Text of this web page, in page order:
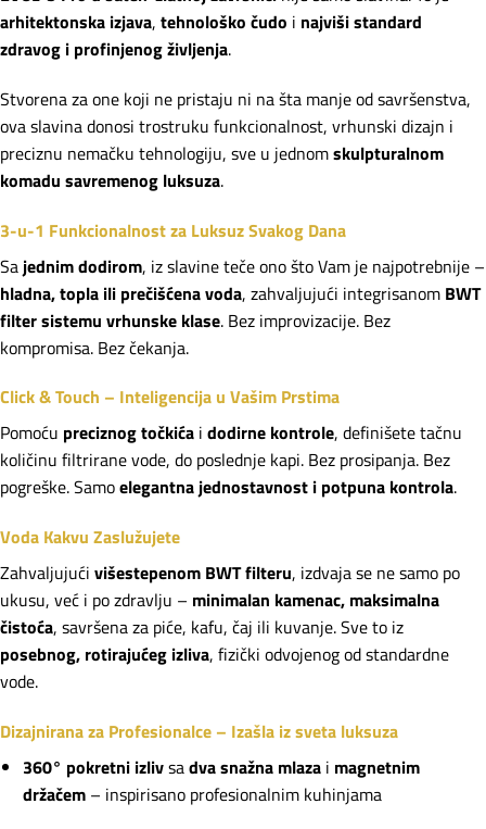
arhitektonska izjava, tehnološko čudo i najviši standard
zdravog i profinjenog življenja.
Stvorena za one koji ne pristaju ni na šta manje od savršenstva,
ova slavina donosi trostruku funkcionalnost, vrhunski dizajn i
preciznu nemačku tehnologiju, sve u jednomskulpturalnom
komadu savremenog luksuza.
3-u-1 Funkcionalnost za Luksuz Svakog Dana
Sa jednim dodirom, iz slavine teče ono što Vam je najpotrebnije –
hladna, topla ili prečišćena voda, zahvaljujući integrisanom BWT
filter sistemu vrhunske klase. Bez improvizacije. Bez
kompromisa. Bez čekanja.
Click & Touch – Inteligencija u Vašim Prstima
Pomoću preciznog točkića i dodirne kontrole, definišete tačnu
količinu filtrirane vode, do poslednje kapi. Bez prosipanja. Bez
pogreške. Samoelegantna jednostavnost i potpuna kontrola.
Voda Kakvu Zaslužujete
Zahvaljujući višestepenom BWT filteru, izdvaja se ne samo po
ukusu, već i po zdravlju – minimalan kamenac, maksimalna
čistoća, savršena za piće, kafu, čaj ili kuvanje. Sve to iz
posebnog, rotirajućeg izliva, fizički odvojenog od standardne
vode.
Dizajnirana za Profesionalce – Izašla iz sveta luksuza
360° pokretni izlivsadva snažna mlazai magnetnim
držačem– inspirisano profesionalnim kuhinjama